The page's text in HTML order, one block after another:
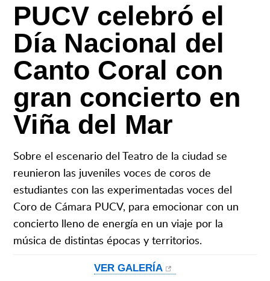
PUCV celebró el
Día Nacional del
Canto Coral con
gran concierto en
Viña del Mar
Sobre el escenario del Teatro de la ciudad se
reunieron las juveniles voces de coros de
estudiantes con las experimentadas voces del
Coro de Cámara PUCV, para emocionar con un
concierto lleno de energía en un viaje por la
música de distintas épocas y territorios.
VER GALERÍA